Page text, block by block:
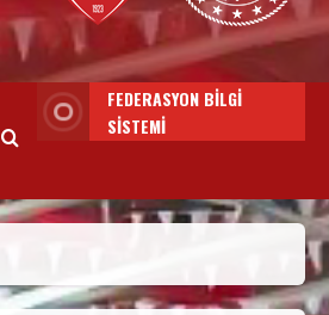
FEDERASYON BİLGİ
SİSTEMİ